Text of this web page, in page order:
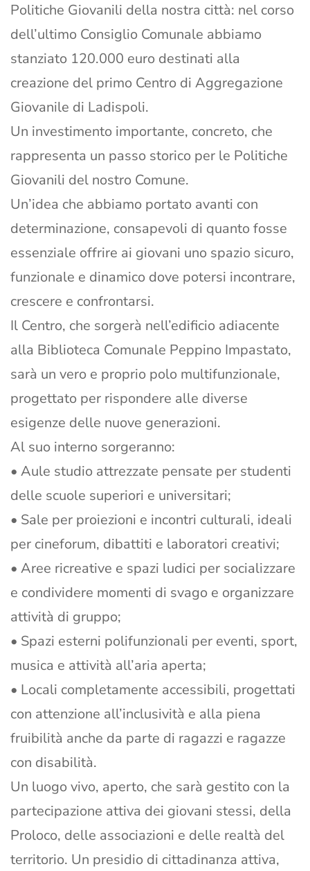
Politiche Giovanili della nostra città: nel corso
dell’ultimo Consiglio Comunale abbiamo
stanziato 120.000 euro destinati alla
creazione del primo Centro di Aggregazione
Giovanile di Ladispoli.
Un investimento importante, concreto, che
rappresenta un passo storico per le Politiche
Giovanili del nostro Comune.
Un’idea che abbiamo portato avanti con
determinazione, consapevoli di quanto fosse
essenziale offrire ai giovani uno spazio sicuro,
funzionale e dinamico dove potersi incontrare,
crescere e confrontarsi.
Il Centro, che sorgerà nell’edificio adiacente
alla Biblioteca Comunale Peppino Impastato,
sarà un vero e proprio polo multifunzionale,
progettato per rispondere alle diverse
esigenze delle nuove generazioni.
Al suo interno sorgeranno:
• Aule studio attrezzate pensate per studenti
delle scuole superiori e universitari;
• Sale per proiezioni e incontri culturali, ideali
per cineforum, dibattiti e laboratori creativi;
• Aree ricreative e spazi ludici per socializzare
e condividere momenti di svago e organizzare
attività di gruppo;
• Spazi esterni polifunzionali per eventi, sport,
musica e attività all’aria aperta;
• Locali completamente accessibili, progettati
con attenzione all’inclusività e alla piena
fruibilità anche da parte di ragazzi e ragazze
con disabilità.
Un luogo vivo, aperto, che sarà gestito con la
partecipazione attiva dei giovani stessi, della
Proloco, delle associazioni e delle realtà del
territorio. Un presidio di cittadinanza attiva,